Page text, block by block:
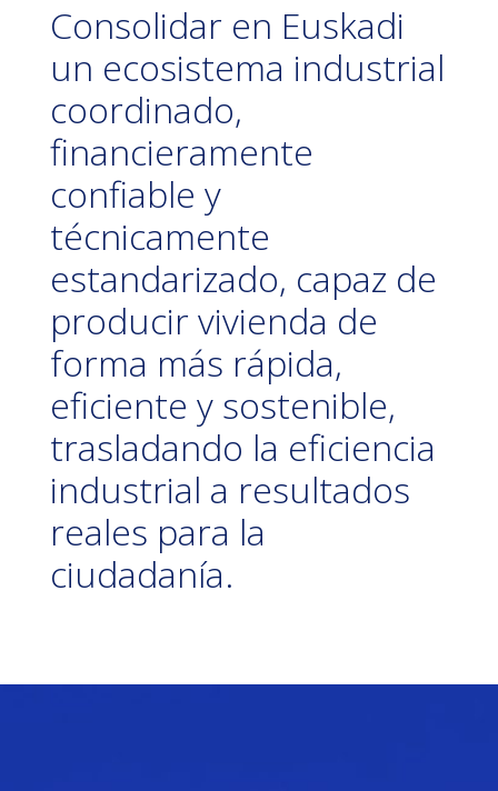
Consolidar en Euskadi
un ecosistema industrial
coordinado,
financieramente
confiable y
técnicamente
estandarizado, capaz de
producir vivienda de
forma más rápida,
eficiente y sostenible,
trasladando la eficiencia
industrial a resultados
reales para la
ciudadanía.